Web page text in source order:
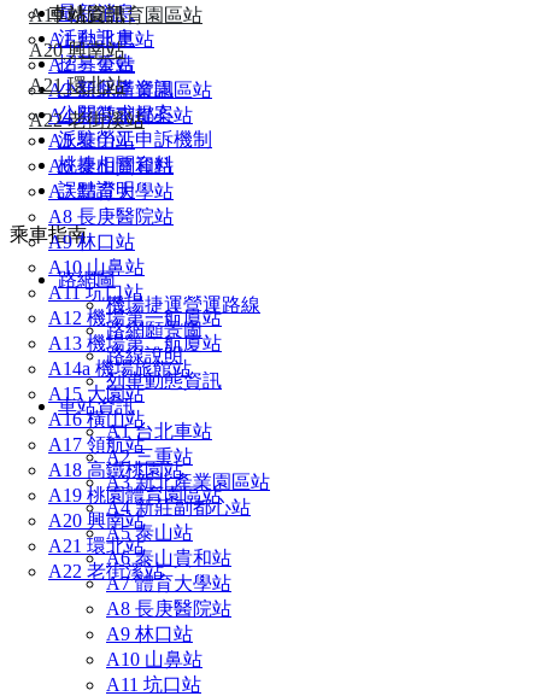
車站資訊
A1 台北車站
A2 三重站
A3 新北產業園區站
A4 新莊副都心站
A5 泰山站
A6 泰山貴和站
A7 體育大學站
A8 長庚醫院站
A9 林口站
A10 山鼻站
A11 坑口站
A12 機場第一航廈站
A13 機場第二航廈站
A14a 機場旅館站
A15 大園站
A16 橫山站
A17 領航站
A18 高鐵桃園站
A19 桃園體育園區站
A20 興南站
A21 環北站
A22 老街溪站
最新消息
活動訊息
招募公告
小額採購資訊
公開徵求提案
派駐勞工申訴機制
桃捷相關資料
誤點證明
乘車指南
路網圖
機場捷運營運路線
路網願景圖
路線說明
列車動態資訊
車站資訊
A1 台北車站
A2 三重站
A3 新北產業園區站
A4 新莊副都心站
A5 泰山站
A6 泰山貴和站
A7 體育大學站
A8 長庚醫院站
A9 林口站
A10 山鼻站
A11 坑口站
A19 桃園體育園區站
A20 興南站
A21 環北站
A22 老街溪站